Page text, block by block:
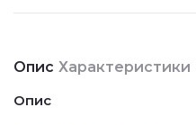
Опис Характеристики
Опис